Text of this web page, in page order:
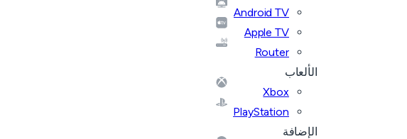
Android TV
Apple TV
Router
الألعاب
Xbox
PlayStation
الإضافة